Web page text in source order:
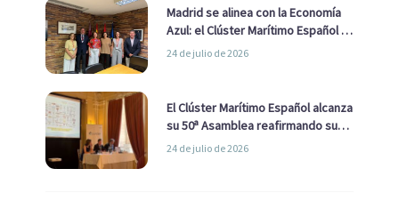
Madrid se alinea con la Economía
Azul: el Clúster Marítimo Español y
la Real Liga Naval avanzan alianzas
24 de julio de 2026
El Clúster Marítimo Español alcanza
su 50ª Asamblea reafirmando su
liderazgo en la Economía Azul
24 de julio de 2026